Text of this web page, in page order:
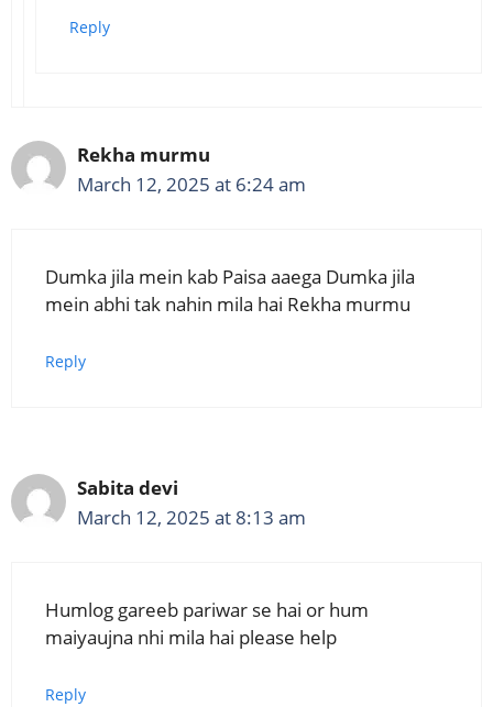
Reply
Rekha murmu
March 12, 2025 at 6:24 am
Dumka jila mein kab Paisa aaega Dumka jila
mein abhi tak nahin mila hai Rekha murmu
Reply
Sabita devi
March 12, 2025 at 8:13 am
Humlog gareeb pariwar se hai or hum
maiyaujna nhi mila hai please help
Reply